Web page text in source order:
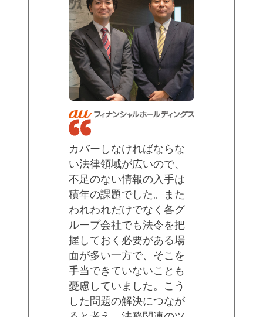
カバーしなければならな
い法律領域が広いので、
不足のない情報の入手は
積年の課題でした。また
われわれだけでなく各グ
ループ会社でも法令を把
握しておく必要がある場
面が多い一方で、そこを
手当できていないことも
憂慮していました。こう
した問題の解決につなが